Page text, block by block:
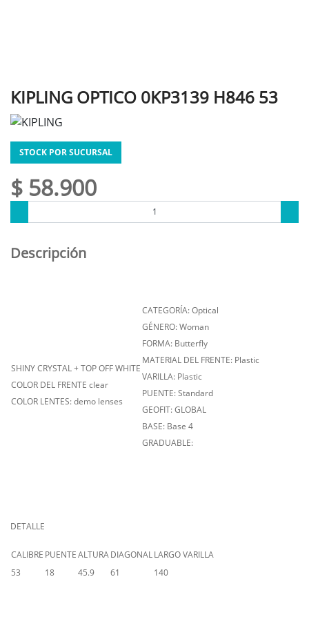
KIPLING OPTICO 0KP3139 H846 53
STOCK POR SUCURSAL
$ 58.900
Descripción
SHINY CRYSTAL + TOP OFF WHITE
COLOR DEL FRENTE clear
COLOR LENTES: demo lenses
CATEGORÍA: Optical
GÉNERO: Woman
FORMA: Butterfly
MATERIAL DEL FRENTE: Plastic
VARILLA: Plastic
PUENTE: Standard
GEOFIT: GLOBAL
BASE: Base 4
GRADUABLE:
DETALLE
CALIBRE PUENTEALTURADIAGONALLARGO VARILLA
53
18 45.9 61 140